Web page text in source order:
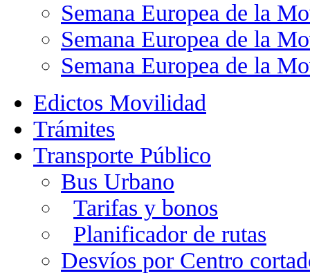
Semana Europea de la
Semana Europea de la
Semana Europea de la
Edictos Movilidad
Trámites
Transporte Público
Bus Urbano
Tarifas y bonos
Planificador de rutas
Desvíos por Centro